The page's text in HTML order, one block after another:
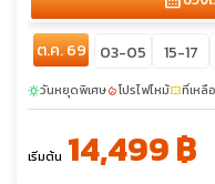
ต.ค. 69 03-05 15-17
sunnyวันหยุดพิเศษlocal_fire_departmentโปรไฟไหม้confirmation_numberที่เหลื
เริ่มต้น 14,499 ฿